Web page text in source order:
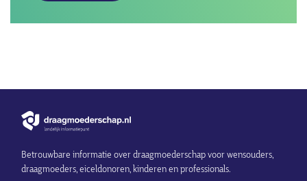
Betrouwbare informatie over draagmoederschap voor wensouders,
draagmoeders, eiceldonoren, kinderen en professionals.